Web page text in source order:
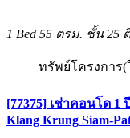
1 Bed 55 ตรม. ชั้น 25
ทรัพย์โครงการ(
[77375] เช่าคอนโด 1
Klang Krung Siam-